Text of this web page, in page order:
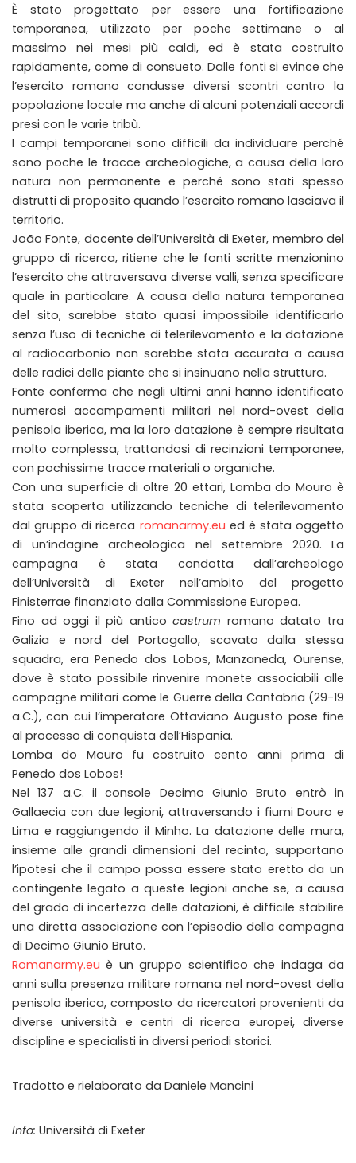
È stato progettato per essere una fortificazione
temporanea, utilizzato per poche settimane o al
massimo nei mesi più caldi, ed è stata costruito
rapidamente, come di consueto. Dalle fonti si evince che
l’esercito romano condusse diversi scontri contro la
popolazione locale ma anche di alcuni potenziali accordi
presi con le varie tribù.
I campi temporanei sono difficili da individuare perché
sono poche le tracce archeologiche, a causa della loro
natura non permanente e perché sono stati spesso
distrutti di proposito quando l’esercito romano lasciava il
territorio.
João Fonte, docente dell’Università di Exeter, membro del
gruppo di ricerca, ritiene che le fonti scritte menzionino
l’esercito che attraversava diverse valli, senza specificare
quale in particolare. A causa della natura temporanea
del sito, sarebbe stato quasi impossibile identificarlo
senza l’uso di tecniche di telerilevamento e la datazione
al radiocarbonio non sarebbe stata accurata a causa
delle radici delle piante che si insinuano nella struttura.
Fonte conferma che negli ultimi anni hanno identificato
numerosi accampamenti militari nel nord-ovest della
penisola iberica, ma la loro datazione è sempre risultata
molto complessa, trattandosi di recinzioni temporanee,
con pochissime tracce materiali o organiche.
Con una superficie di oltre 20 ettari, Lomba do Mouro è
stata scoperta utilizzando tecniche di telerilevamento
dal gruppo di ricerca romanarmy.eu ed è stata oggetto
di un’indagine archeologica nel settembre 2020. La
campagna è stata condotta dall’archeologo
dell’Università di Exeter nell’ambito del progetto
Finisterrae finanziato dalla Commissione Europea.
Fino ad oggi il più anticocastrum romano datato tra
Galizia e nord del Portogallo, scavato dalla stessa
squadra, era Penedo dos Lobos, Manzaneda, Ourense,
dove è stato possibile rinvenire monete associabili alle
campagne militari come le Guerre della Cantabria (29-19
a.C.), con cui l’imperatore Ottaviano Augusto pose fine
al processo di conquista dell’Hispania.
Lomba do Mouro fu costruito cento anni prima di
Penedo dos Lobos!
Nel 137 a.C. il console Decimo Giunio Bruto entrò in
Gallaecia con due legioni, attraversando i fiumi Douro e
Lima e raggiungendo il Minho. La datazione delle mura,
insieme alle grandi dimensioni del recinto, supportano
l’ipotesi che il campo possa essere stato eretto da un
contingente legato a queste legioni anche se, a causa
del grado di incertezza delle datazioni, è difficile stabilire
una diretta associazione con l’episodio della campagna
di Decimo Giunio Bruto.
Romanarmy.eu è un gruppo scientifico che indaga da
anni sulla presenza militare romana nel nord-ovest della
penisola iberica, composto da ricercatori provenienti da
diverse università e centri di ricerca europei, diverse
discipline e specialisti in diversi periodi storici.
Tradotto e rielaborato da Daniele Mancini
Info: Università di Exeter